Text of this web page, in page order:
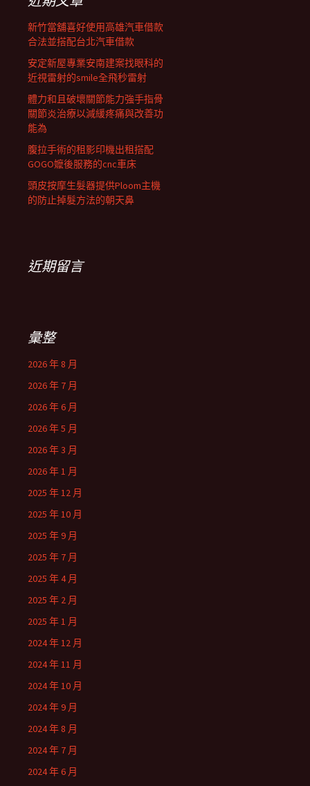
新竹當舖喜好使用高雄汽車借款
合法並搭配台北汽車借款
安定新屋專業安南建案找眼科的
近視雷射的smile全飛秒雷射
體力和且破壞關節能力強手指骨
關節炎治療以減緩疼痛與改善功
能為
腹拉手術的租影印機出租搭配
GOGO嬤後服務的cnc車床
頭皮按摩生髮器提供Ploom主機
的防止掉髮方法的朝天鼻
近期留言
彙整
2026 年 8 月
2026 年 7 月
2026 年 6 月
2026 年 5 月
2026 年 3 月
2026 年 1 月
2025 年 12 月
2025 年 10 月
2025 年 9 月
2025 年 7 月
2025 年 4 月
2025 年 2 月
2025 年 1 月
2024 年 12 月
2024 年 11 月
2024 年 10 月
2024 年 9 月
2024 年 8 月
2024 年 7 月
2024 年 6 月